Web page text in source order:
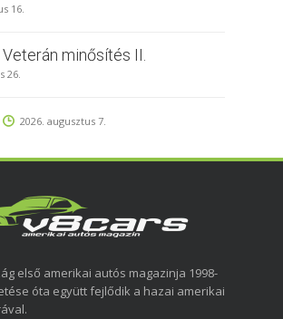
16.
Veterán minősítés II.
26.
2026. augusztus 7.
első amerikai autós magazinja 1998-
óta együtt fejlődik a hazai amerikai